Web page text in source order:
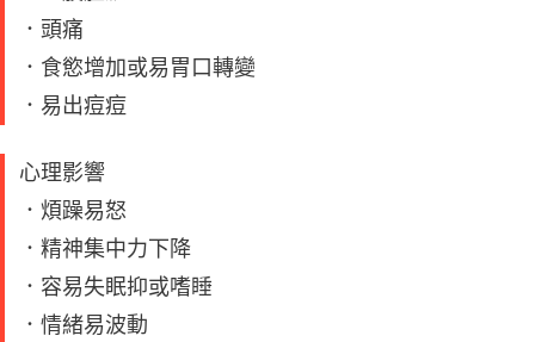
．頭痛
．食慾增加或易胃口轉變
．易出痘痘
心理影響
．煩躁易怒
．精神集中力下降
．容易失眠抑或嗜睡
．情緒易波動